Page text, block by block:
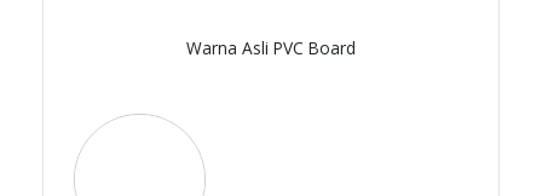
Warna Asli PVC Board